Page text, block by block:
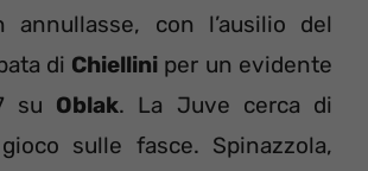
annullasse, con l’ausilio del
di Chiellini per un evidente
su Oblak. La Juve cerca di
sulle fasce. Spinazzola,